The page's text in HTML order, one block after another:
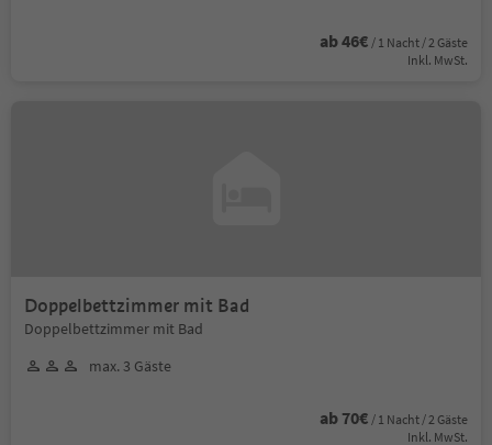
ab 46€ / 1 Nacht / 2 Gäste
Inkl. MwSt.
Doppelbettzimmer mit Bad
Doppelbettzimmer mit Bad
max. 3 Gäste
ab 70€ / 1 Nacht / 2 Gäste
Inkl. MwSt.